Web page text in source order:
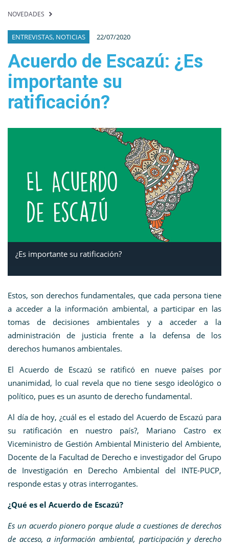
NOVEDADES
ENTREVISTAS, NOTICIAS 22/07/2020
Acuerdo de Escazú: ¿Es
importante su
ratificación?
¿Es importante su ratificación?
Estos, son derechos fundamentales, que cada persona tiene
a acceder a la información ambiental, a participar en las
tomas de decisiones ambientales y a acceder a la
administración de justicia frente a la defensa de los
derechos humanos ambientales.
El Acuerdo de Escazú se ratificó en nueve países por
unanimidad, lo cual revela que no tiene sesgo ideológico o
político, pues es un asunto de derecho fundamental.
Al día de hoy, ¿cuál es el estado del Acuerdo de Escazú para
su ratificación en nuestro país?, Mariano Castro ex
Viceministro de Gestión Ambiental Ministerio del Ambiente,
Docente de la Facultad de Derecho e investigador del Grupo
de Investigación en Derecho Ambiental del INTE-PUCP,
responde estas y otras interrogantes.
¿Qué es el Acuerdo de Escazú?
Es un acuerdo pionero porque alude a cuestiones de derechos
de acceso, a información ambiental, participación y derecho